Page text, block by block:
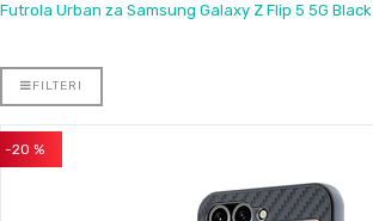
Futrola Urban za Samsung Galaxy Z Flip 5 5G Black
FILTERI
-20 %